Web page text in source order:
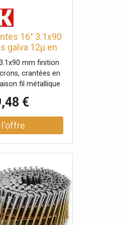
16° 3.1x90
galva 12µ en
fil métal X
mm finition
crantées en
fil métallique
€